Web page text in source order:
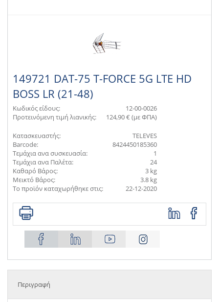
149721 DAT-75 T-FORCE 5G LTE HD
BOSS LR (21-48)
Κωδικός είδους:
12-00-0026
Προτεινόμενη τιμή λιανικής:
124,90 € (με ΦΠΑ)
Κατασκευαστής:
TELEVES
Barcode:
8424450185360
Τεμάχια ανα συσκευασία:
1
Τεμάχια ανα Παλέτα:
24
Καθαρό Βάρος:
3 kg
Μεικτό Βάρος:
3.8 kg
Το προϊόν καταχωρήθηκε στις:
22-12-2020
Περιγραφή